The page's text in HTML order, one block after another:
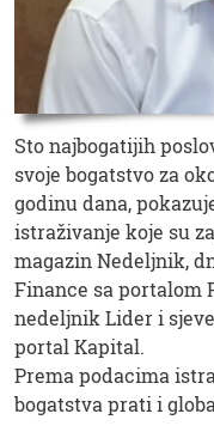
Sto najbogatijih
svoje bogatstvo za
godinu dana,
istraživanje koje su
magazin Nedeljnik,
Finance sa portalom
nedeljnik Lider i
portal Kapital.
Prema podacima
bogatstva prati i